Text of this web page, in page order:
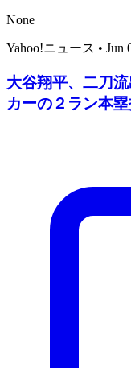
None
Yahoo!ニュース • Jun
大谷翔平、二刀
カーの２ラン本